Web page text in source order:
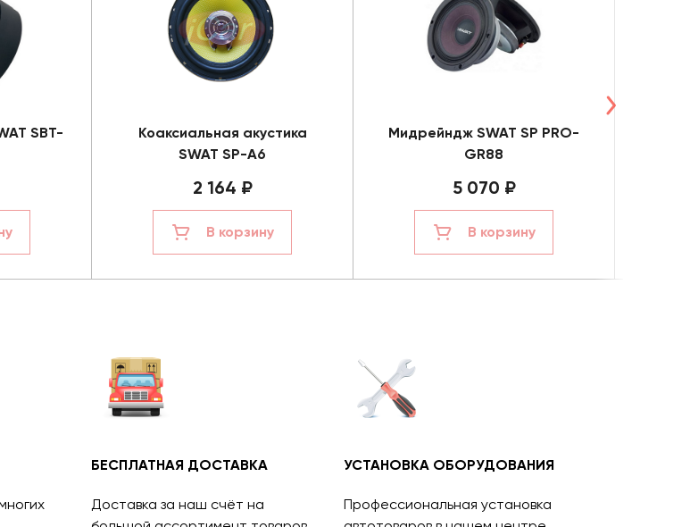
SBT-
Коаксиальная акустика
SWAT SP-A6
2 164 ₽
В корзину
Мидрейндж SWAT SP PRO-
GR88
5 070 ₽
В корзину
БЕСПЛАТНАЯ ДОСТАВКА
Доставка за наш счёт на
УСТАНОВКА ОБОРУДОВАНИЯ
Профессиональная установка